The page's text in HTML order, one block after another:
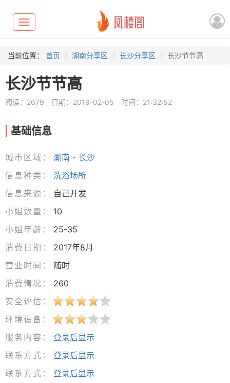
Toggle
navigation
当前位置： 首页 湖南分享区 长沙分享区 长沙节节高
长沙节节高
阅读：2679 日期：2019-02-05 时间：21:32:52
基础信息
城市区域： 湖南 - 长沙
信息种类：
洗浴场所
信息来源：
自己开发
小姐数量：
10
小姐年龄：
25-35
消费日期：
2017年8月
营业时间：
随时
消费情况：
260
安全评估：
环境设备：
服务内容：
登录后显示
联系方式：
登录后显示
联系方式：
登录后显示